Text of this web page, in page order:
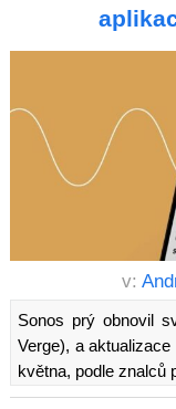
v:
Sonos prý obnovil
Verge), a
května, podle znalců